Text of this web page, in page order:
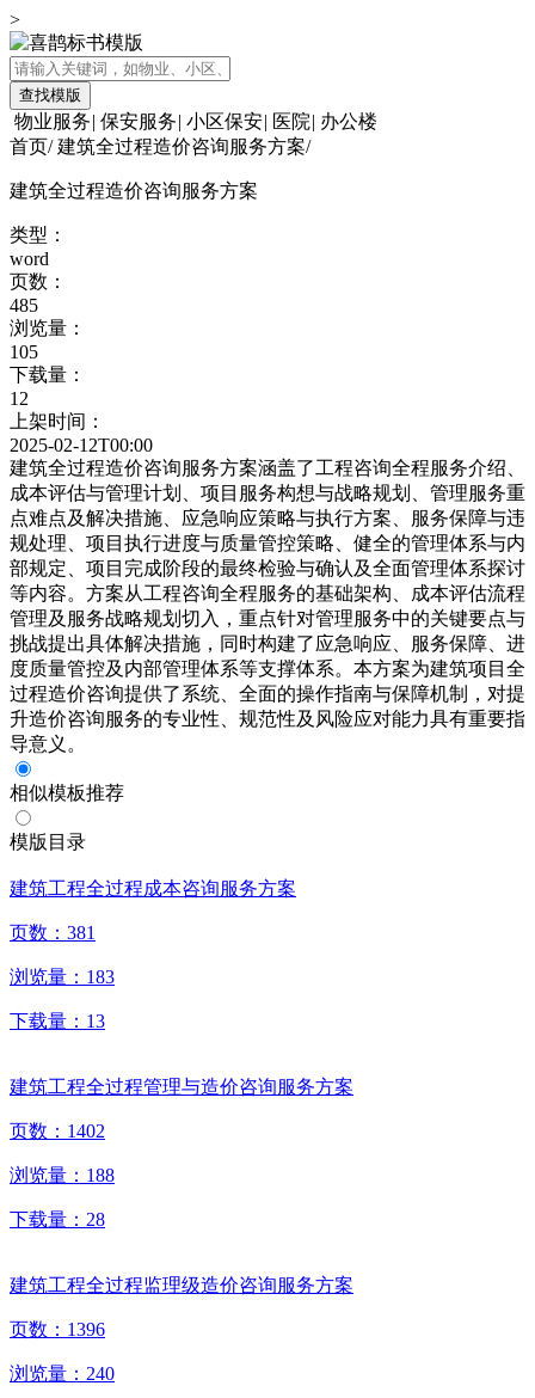
>
查找模版
物业服务| 保安服务| 小区保安| 医院| 办公楼
首页/ 建筑全过程造价咨询服务方案/
建筑全过程造价咨询服务方案
类型：
word
页数：
485
浏览量：
105
下载量：
12
上架时间：
2025-02-12T00:00
建筑全过程造价咨询服务方案涵盖了工程咨询全程服务介绍、
成本评估与管理计划、项目服务构想与战略规划、管理服务重
点难点及解决措施、应急响应策略与执行方案、服务保障与违
规处理、项目执行进度与质量管控策略、健全的管理体系与内
部规定、项目完成阶段的最终检验与确认及全面管理体系探讨
等内容。方案从工程咨询全程服务的基础架构、成本评估流程
管理及服务战略规划切入，重点针对管理服务中的关键要点与
挑战提出具体解决措施，同时构建了应急响应、服务保障、进
度质量管控及内部管理体系等支撑体系。本方案为建筑项目全
过程造价咨询提供了系统、全面的操作指南与保障机制，对提
升造价咨询服务的专业性、规范性及风险应对能力具有重要指
导意义。
相似模板推荐
模版目录
建筑工程全过程成本咨询服务方案
页数： 381
浏览量： 183
下载量： 13
建筑工程全过程管理与造价咨询服务方案
页数： 1402
浏览量： 188
下载量： 28
建筑工程全过程监理级造价咨询服务方案
页数： 1396
浏览量： 240